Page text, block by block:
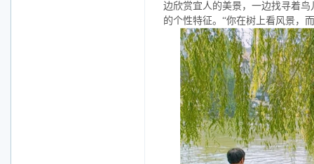
边欣赏宜人的美景，一边找寻着
的个性特征。 “你在树上看风景，